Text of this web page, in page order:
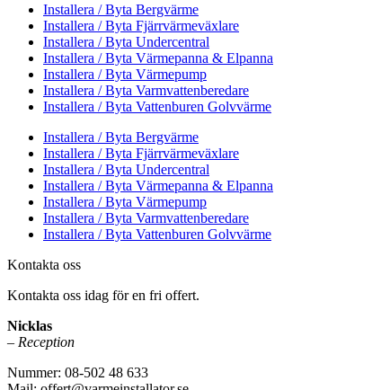
Installera / Byta Bergvärme
Installera / Byta Fjärrvärmeväxlare
Installera / Byta Undercentral
Installera / Byta Värmepanna & Elpanna
Installera / Byta Värmepump
Installera / Byta Varmvattenberedare
Installera / Byta Vattenburen Golvvärme
Installera / Byta Bergvärme
Installera / Byta Fjärrvärmeväxlare
Installera / Byta Undercentral
Installera / Byta Värmepanna & Elpanna
Installera / Byta Värmepump
Installera / Byta Varmvattenberedare
Installera / Byta Vattenburen Golvvärme
Kontakta oss
Kontakta oss idag för en fri offert.
Nicklas
– Reception
Nummer: 08-502 48 633